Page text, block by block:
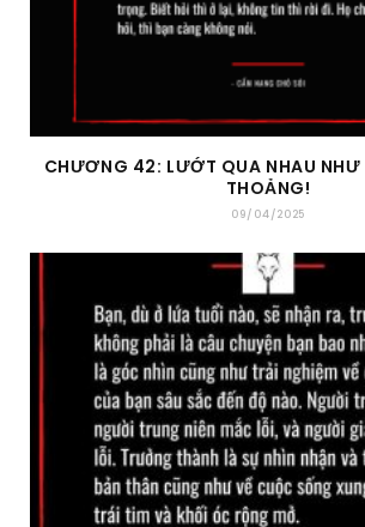
CHƯƠNG 42: LƯỚT QUA NHAU
THOẢNG!
09/04/2025